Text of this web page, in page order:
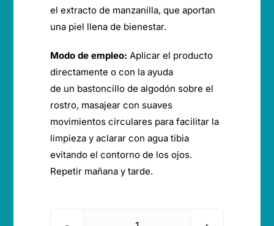
el extracto de manzanilla, que aportan
una piel llena de bienestar.
Modo de empleo: Aplicar el producto
directamente o con la ayuda
de un bastoncillo de algodón sobre el
rostro, masajear con suaves
movimientos circulares para facilitar la
limpieza y aclarar con agua tibia
evitando el contorno de los ojos.
Repetir mañana y tarde.